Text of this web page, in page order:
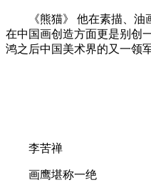
《熊猫》 他在素描、油画
在中国画创造方面更是别创
鸿之后中国美术界的又一领
李苦禅
画鹰堪称一绝